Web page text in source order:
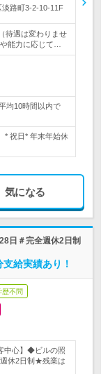
淡路町3-2-10-11F
待遇は変わりませ
能力に応じて…
均10時間以内で
* 祝日* 年末年始休
気になる
日＃完全週休2日制
給実績あり！
歴不問
中心】◆ビルの照
休2日制★残業は